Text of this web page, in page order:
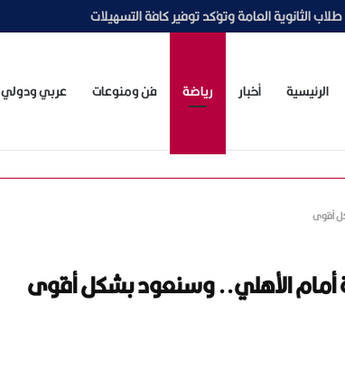
الرئيسية أخبار رياضة فن ومنوعات عربي ودولي
أقوى
أمام الأهلي.. وسنعود بشكل أقوى